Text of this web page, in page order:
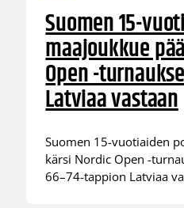
Suomen 15-
maajoukkue
Open -
Latviaa vastaan
Suomen 15-vuotiaiden
kärsi Nordic Open -
66–74-tappion Latviaa